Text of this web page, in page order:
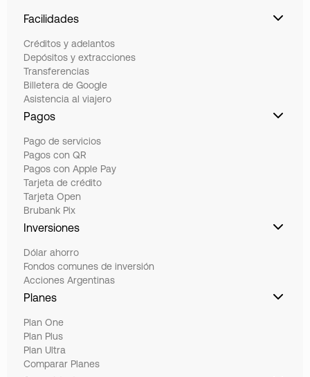
Facilidades
Créditos y adelantos
Depósitos y extracciones
Transferencias
Billetera de Google
Asistencia al viajero
Pagos
Pago de servicios
Pagos con QR
Pagos con Apple Pay
Tarjeta de crédito
Tarjeta Open
Brubank Pix
Inversiones
Dólar ahorro
Fondos comunes de inversión
Acciones Argentinas
Planes
Plan One
Plan Plus
Plan Ultra
Comparar Planes